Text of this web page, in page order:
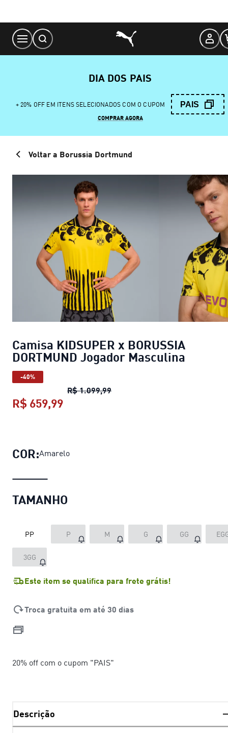
Content
DIA DOS PAIS
+ 20% OFF EM ITENS SELECIONADOS COM O CUPOM PAIS
COMPRAR AGORA
Voltar a Borussia Dortmund
Camisa KIDSUPER x BORUSSIA
DORTMUND Jogador Masculina
-40%
R$ 1.099,99Camisa KIDSUPER x
R$ 659,99
COR:Amarelo
TAMANHO
PP P M G GG
3GG
Este item se qualifica para frete grátis!
Troca gratuita em até 30 dias
20% off com o cupom "PAIS"
Descrição